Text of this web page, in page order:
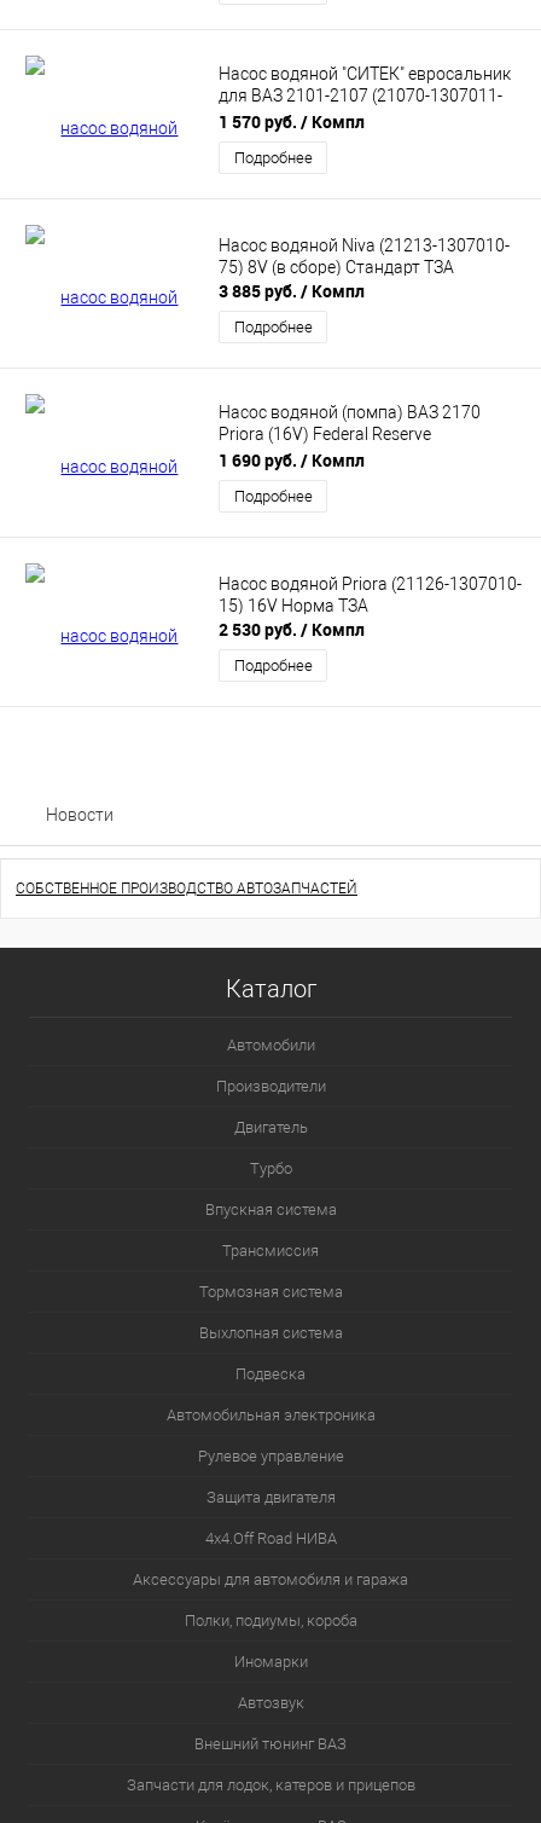
Насос водяной "СИТЕК" евросальник
для ВАЗ 2101-2107 (21070-1307011-
00)
1 570 руб. / Компл
Подробнее
Насос водяной Niva (21213-1307010-
75) 8V (в сборе) Стандарт ТЗА
3 885 руб. / Компл
Подробнее
Насос водяной (помпа) ВАЗ 2170
Priora (16V) Federal Reserve
(211261307010wpr20)
1 690 руб. / Компл
Подробнее
Насос водяной Priora (21126-1307010-
15) 16V Норма ТЗА
2 530 руб. / Компл
Подробнее
Новости
СОБСТВЕННОЕ ПРОИЗВОДСТВО АВТОЗАПЧАСТЕЙ
Каталог
Автомобили
Производители
Двигатель
Турбо
Впускная система
Трансмиссия
Тормозная система
Выхлопная система
Подвеска
Автомобильная электроника
Рулевое управление
Защита двигателя
4х4.Off Road НИВА
Аксессуары для автомобиля и гаража
Полки, подиумы, короба
Иномарки
Автозвук
Внешний тюнинг ВАЗ
Запчасти для лодок, катеров и прицепов